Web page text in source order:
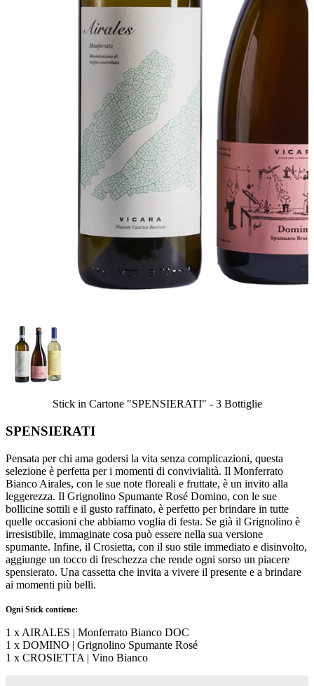
Stick in Cartone "SPENSIERATI" - 3 Bottiglie
SPENSIERATI
Pensata per chi ama godersi la vita senza complicazioni, questa
selezione è perfetta per i momenti di convivialità. Il Monferrato
Bianco Airales, con le sue note floreali e fruttate, è un invito alla
leggerezza. Il Grignolino Spumante Rosé Domino, con le sue
bollicine sottili e il gusto raffinato, è perfetto per brindare in tutte
quelle occasioni che abbiamo voglia di festa. Se già il Grignolino è
irresistibile, immaginate cosa può essere nella sua versione
spumante. Infine, il Crosietta, con il suo stile immediato e disinvolto,
aggiunge un tocco di freschezza che rende ogni sorso un piacere
spensierato. Una cassetta che invita a vivere il presente e a brindare
ai momenti più belli.
Ogni Stick contiene:
1 x AIRALES | Monferrato Bianco DOC
1 x DOMINO | Grignolino Spumante Rosé
1 x CROSIETTA | Vino Bianco